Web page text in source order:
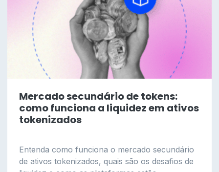
Mercado secundário de tokens:
como funciona a liquidez em ativos
tokenizados
Entenda como funciona o mercado secundário
de ativos tokenizados, quais são os desafios de